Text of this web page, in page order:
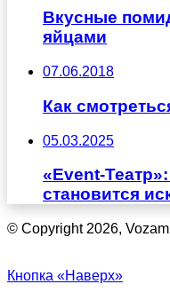
Вкусные
яйцами
07.06.2018
Как
05.03.2025
«Event-
становится
© Copyright 2026,
Кнопка «Наверх»